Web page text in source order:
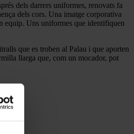
dels darrers uniformes, renovats fa
dels cors. Una imatge corporativa
equip. Uns uniformes que identifiquen
que es troben al Palau i que aporten
llarga que, com un mocador, pot